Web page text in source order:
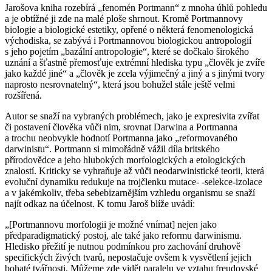
Jarošova kniha rozebírá „fenomén Portmann“ z mnoha úhlů pohledu
a je obtížné ji zde na malé ploše shrnout. Kromě Portmannovy
biologie a biologické estetiky, opřené o některá fenomenologická
východiska, se zabývá i Portmannovou biologickou antropologií
s jeho pojetím „bazální antropologie“, které se dočkalo širokého
uznání a šťastně přemosťuje extrémní hlediska typu „člověk je zvíře
jako každé jiné“ a „člověk je zcela výjimečný a jiný a s jinými tvory
naprosto nesrovnatelný“, která jsou bohužel stále ještě velmi
rozšířená.
Autor se snaží na vybraných problémech, jako je expresivita zvířat
či postavení člověka vůči nim, srovnat Darwina a Portmanna
a trochu neobvykle hodnotí Portmanna jako „reformovaného
darwinistu“. Portmann si mimořádně vážil díla britského
přírodovědce a jeho hlubokých morfologických a etologických
znalostí. Kriticky se vyhraňuje až vůči neodarwinistické teorii, která
evoluční dynamiku redukuje na trojčlenku mutace- -selekce-izolace
a v jakémkoliv, třeba sebebizarnějším vzhledu organismu se snaží
najít odkaz na účelnost. K tomu Jaroš blíže uvádí:
„[Portmannovu morfologii je možné vnímat] nejen jako
předparadigmatický postoj, ale také jako reformu darwinismu.
Hledisko přežití je nutnou podmínkou pro zachování druhově
specifických živých tvarů, nepostačuje ovšem k vysvětlení jejich
bohaté tvářnosti. Můžeme zde vidět paralelu ve vztahu freudovské